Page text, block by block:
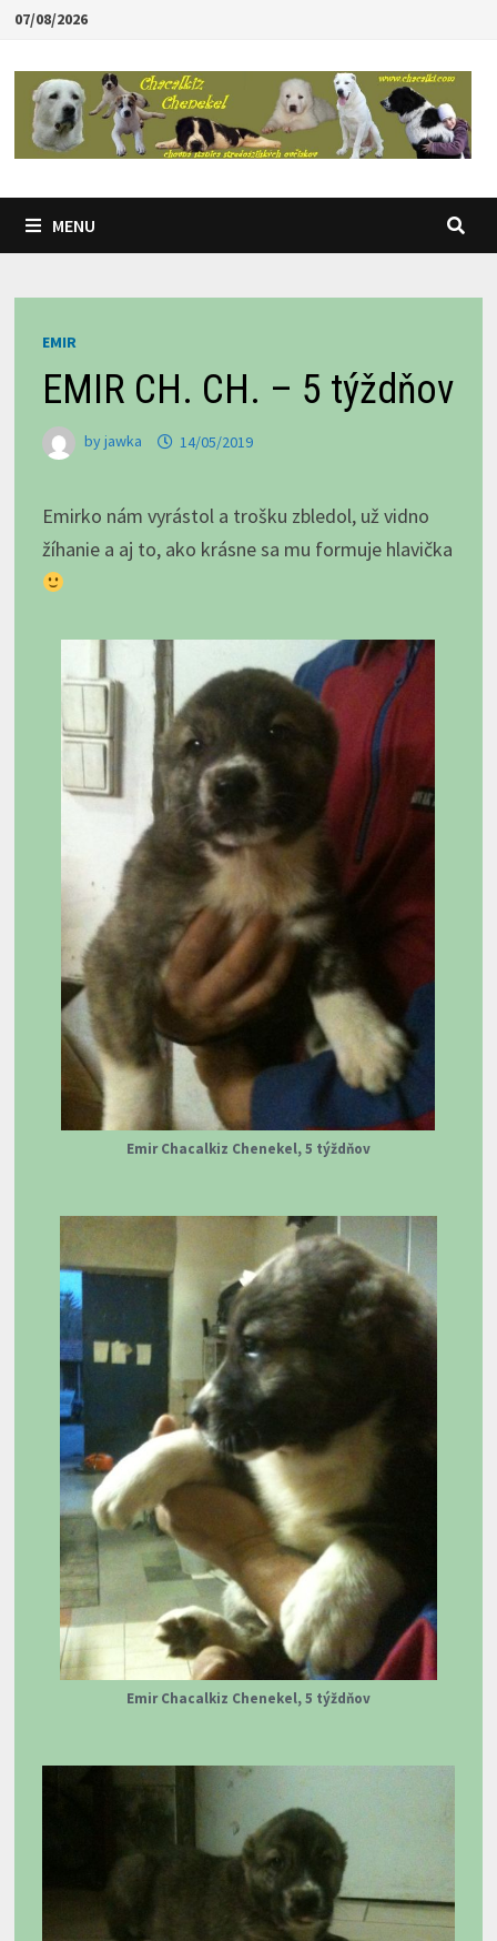
Skip
content
07/08/2026
MENU
EMIR
EMIR CH. CH. – 5 týždňov
byjawka 14/05/2019
Emirko nám vyrástol a trošku zbledol, už vidno
žíhanie a aj to, ako krásne sa mu formuje hlavička
Emir Chacalkiz Chenekel, 5 týždňov
Emir Chacalkiz Chenekel, 5 týždňov